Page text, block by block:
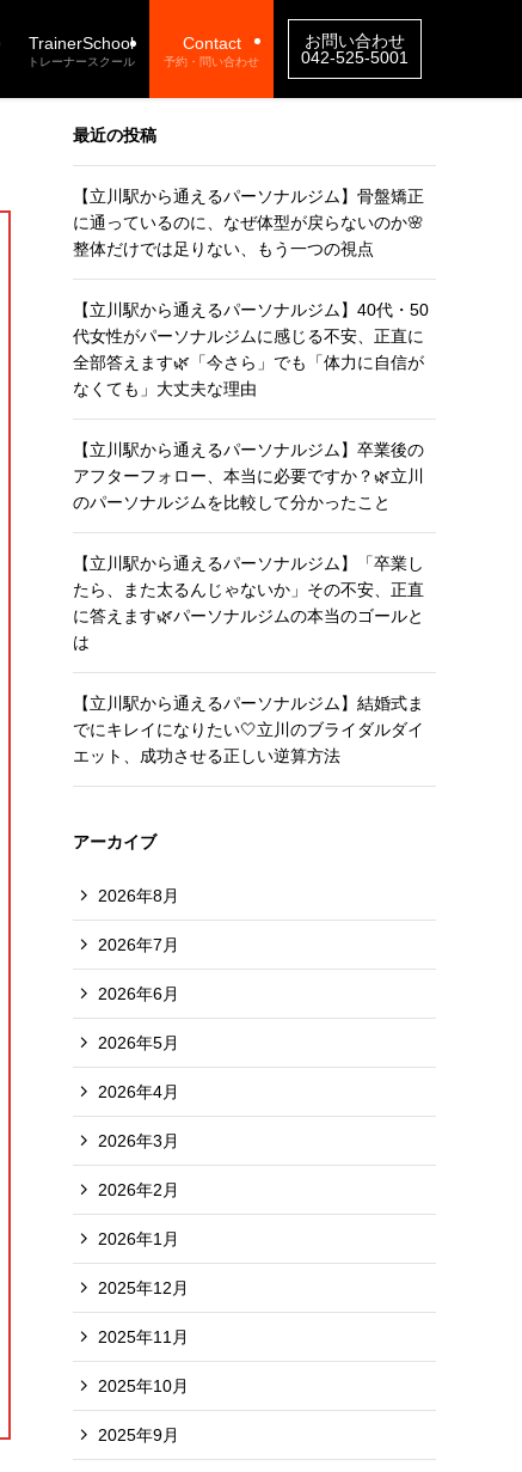
TrainerSchool
トレーナースクール
Contact
予約・問い合わせ
お問い合わせ
042-525-5001
最近の投稿
【立川駅から通えるパーソナルジム】骨盤矯正
に通っているのに、なぜ体型が戻らないのか🌸
整体だけでは足りない、もう一つの視点
【立川駅から通えるパーソナルジム】40代・50
代女性がパーソナルジムに感じる不安、正直に
全部答えます🌿「今さら」でも「体力に自信が
なくても」大丈夫な理由
【立川駅から通えるパーソナルジム】卒業後の
アフターフォロー、本当に必要ですか？🌿立川
のパーソナルジムを比較して分かったこと
【立川駅から通えるパーソナルジム】「卒業し
たら、また太るんじゃないか」その不安、正直
に答えます🌿パーソナルジムの本当のゴールと
は
【立川駅から通えるパーソナルジム】結婚式ま
でにキレイになりたい🤍立川のブライダルダイ
エット、成功させる正しい逆算方法
アーカイブ
2026年8月
2026年7月
2026年6月
2026年5月
2026年4月
2026年3月
2026年2月
2026年1月
2025年12月
2025年11月
2025年10月
2025年9月